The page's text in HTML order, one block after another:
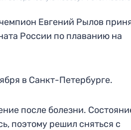
Евгений Рылов
России по плаванию на
в Санкт-Петербурге.
после болезни.
поэтому решил сняться с